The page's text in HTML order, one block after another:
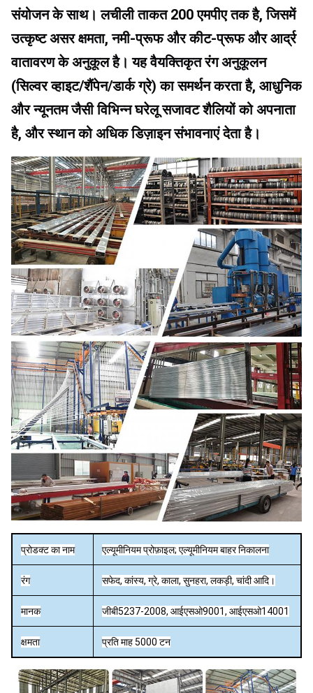
संयोजन के साथ। लचीली ताकत 200 एमपीए तक है, जिसमें
उत्कृष्ट असर क्षमता, नमी-प्रूफ और कीट-प्रूफ और आर्द्र
वातावरण के अनुकूल है। यह वैयक्तिकृत रंग अनुकूलन
(सिल्वर व्हाइट/शैंपेन/डार्क ग्रे) का समर्थन करता है, आधुनिक
और न्यूनतम जैसी विभिन्न घरेलू सजावट शैलियों को अपनाता
है, और स्थान को अधिक डिज़ाइन संभावनाएं देता है।
प्रोडक्ट का नाम एल्यूमीनियम प्रोफ़ाइल; एल्यूमीनियम बाहर निकालना
रंग सफेद, कांस्य, ग्रे, काला, सुनहरा, लकड़ी, चांदी आदि।
मानक जीबी5237-2008, आईएसओ9001, आईएसओ14001
क्षमता प्रति माह 5000 टन
सतही समापन
मिल/एनोडाइजिंग (ऑक्सीकरण)/रेत ब्लास्टिंग/पाउडर